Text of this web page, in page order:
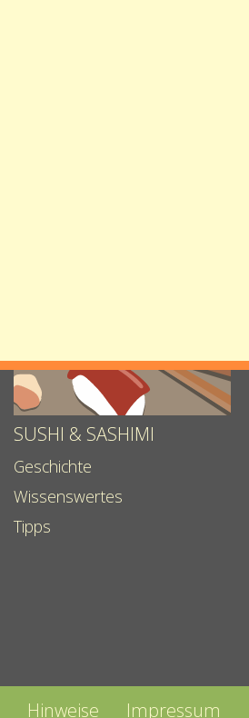
SUSHI & SASHIMI
Geschichte
Wissenswertes
Tipps
Hinweise Impressum